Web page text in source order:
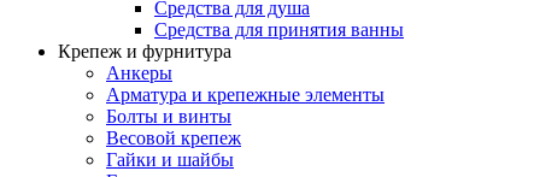
Средства для душа
Средства для принятия ванны
Крепеж и фурнитура
Анкеры
Арматура и крепежные элементы
Болты и винты
Весовой крепеж
Гайки и шайбы